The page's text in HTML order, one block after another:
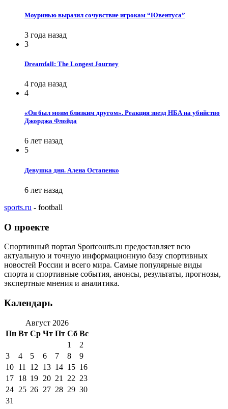
Моуринью выразил сочувствие игрокам “Ювентуса”
3 года назад
3
Dreamfall: The Longest Journey
4 года назад
4
«Он был моим близким другом». Реакция звезд НБА на убийство
Джорджа Флойда
6 лет назад
5
Девушка дня. Алена Остапенко
6 лет назад
sports.ru - football
О проекте
Спортивный портал Sportcourts.ru предоставляет всю
актуальную и точную информационную базу спортивных
новостей России и всего мира. Самые популярные виды
спорта и спортивные события, анонсы, результаты, прогнозы,
экспертные мнения и аналитика.
Календарь
Август 2026
Пн Вт Ср Чт Пт Сб Вс
1
2
3
4 5 6 7 8
9
10 11 12 13 14 15 16
17 18 19 20 21 22 23
24 25 26 27 28 29 30
31